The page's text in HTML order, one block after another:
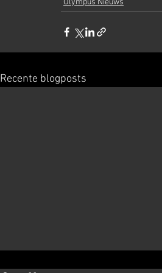
Olympus Nieuws
Recente blogposts